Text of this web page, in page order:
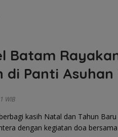
Batam
di Panti
WIB